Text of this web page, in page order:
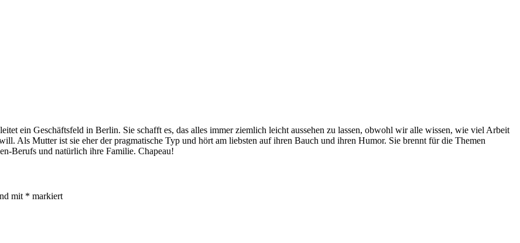
ein Geschäftsfeld in Berlin. Sie schafft es, das alles immer ziemlich leicht aussehen zu lassen, obwohl wir alle wissen, wie viel Arbeit
Als Mutter ist sie eher der pragmatische Typ und hört am liebsten auf ihren Bauch und ihren Humor. Sie brennt für die Themen
Berufs und natürlich ihre Familie. Chapeau!
mit * markiert